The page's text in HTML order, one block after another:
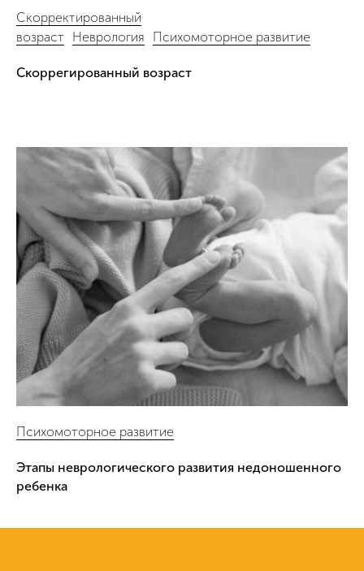
Скорректированный
возраст
Неврология Психомоторное развитие
Скоррегированный возраст
Психомоторное развитие
Этапы неврологического развития недоношенного
ребенка